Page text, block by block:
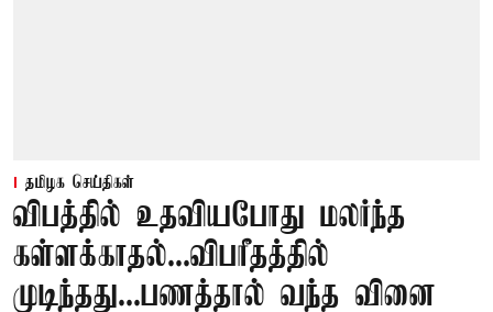
தமிழக செய்திகள்
விபத்தில் உதவியபோது மலர்ந்த
கள்ளக்காதல்...விபரீதத்தில்
முடிந்தது...பணத்தால் வந்த வினை